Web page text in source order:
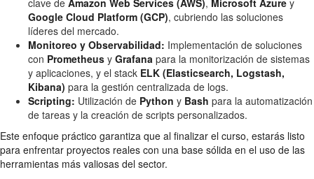
Google Cloud Platform (GCP), cubriendo las soluciones
líderes del mercado.
Monitoreo y Observabilidad: Implementación de soluciones
con Prometheus y Grafana para la monitorización de sistemas
y aplicaciones, y el stack ELK (Elasticsearch, Logstash,
Kibana) para la gestión centralizada de logs.
Scripting: Utilización de Python y Bash para la automatización
de tareas y la creación de scripts personalizados.
Este enfoque práctico garantiza que al finalizar el curso, estarás listo
para enfrentar proyectos reales con una base sólida en el uso de las
herramientas más valiosas del sector.